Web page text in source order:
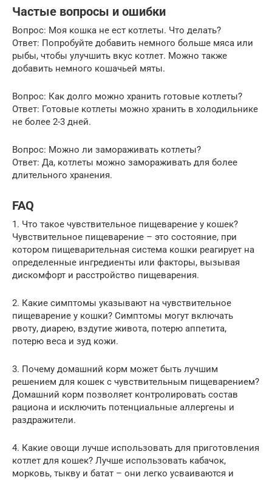
Частые вопросы и ошибки
Вопрос: Моя кошка не ест котлеты. Что делать?
Ответ: Попробуйте добавить немного больше мяса или
рыбы, чтобы улучшить вкус котлет. Можно также
добавить немного кошачьей мяты.
Вопрос: Как долго можно хранить готовые котлеты?
Ответ: Готовые котлеты можно хранить в холодильнике
не более 2-3 дней.
Вопрос: Можно ли замораживать котлеты?
Ответ: Да, котлеты можно замораживать для более
длительного хранения.
FAQ
1. Что такое чувствительное пищеварение у кошек?
Чувствительное пищеварение – это состояние, при
котором пищеварительная система кошки реагирует на
определенные ингредиенты или факторы, вызывая
дискомфорт и расстройство пищеварения.
2. Какие симптомы указывают на чувствительное
пищеварение у кошки? Симптомы могут включать
рвоту, диарею, вздутие живота, потерю аппетита,
потерю веса и зуд кожи.
3. Почему домашний корм может быть лучшим
решением для кошек с чувствительным пищеварением?
Домашний корм позволяет контролировать состав
рациона и исключить потенциальные аллергены и
раздражители.
4. Какие овощи лучше использовать для приготовления
котлет для кошек? Лучше использовать кабачок,
морковь, тыкву и батат – они легко усваиваются и